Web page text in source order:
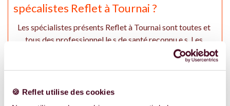
🍪 Reflet utilise des cookies
spécalistes Reflet à Tournai ?
Les spécialistes présents Reflet à Tournai sont toutes et
tous des professionnel.le.s de santé reconnu.e.s. Les
expert.e.s intervenant sur Reflet ont des études sérieuses
en fonction de leur spécialité respectives et engagement
couples à Tournai. Si aucun spécialiste n'est présent à